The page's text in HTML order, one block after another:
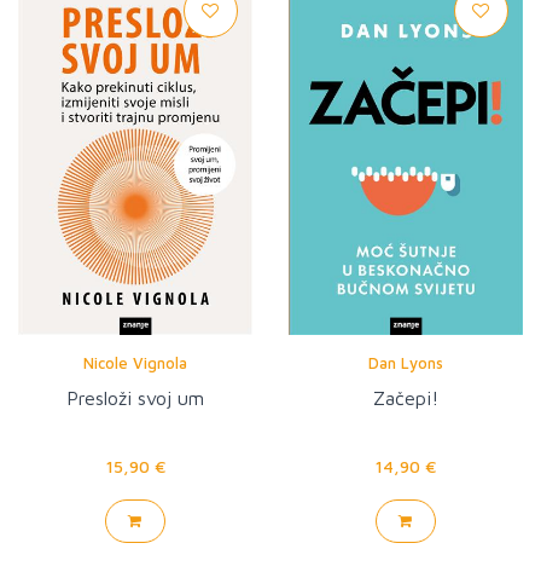
Nicole Vignola
Presloži svoj um
15,90 €
Dan Lyons
Začepi!
14,90 €